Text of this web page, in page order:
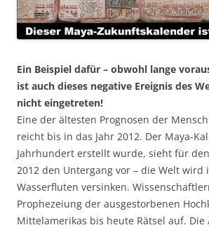
Ein Beispiel dafür – obwohl lange
ist auch dieses negative Ereignis des
nicht eingetreten!
Eine der ältesten Prognosen der
reicht bis in das Jahr 2012. Der Maya-
Jahrhundert erstellt wurde, sieht für
2012 den Untergang vor – die Welt
Wasserfluten versinken.
Prophezeiung der ausgestorbenen
Mittelamerikas bis heute Rätsel auf. Die